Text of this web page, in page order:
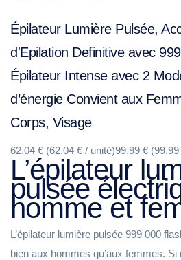
Épilateur Lumière Pulsée,
d'Epilation Definitive avec
Épilateur Intense avec 2
d’énergie Convient aux
Corps, Visage
62,04 € (62,04 € / unité)99,99 €
L’épilateur
pulsée
homme et
L’épilateur lumière pulsée 999 000
bien aux hommes qu’aux femmes.